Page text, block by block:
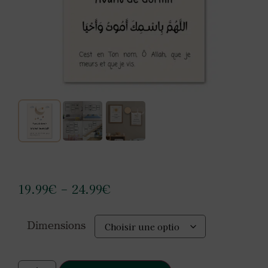
19.99€ – 24.99€
Dimensions